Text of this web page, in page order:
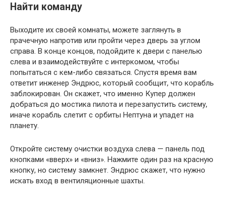
Найти команду
Выходите их своей комнаты, можете заглянуть в
прачечную напротив или пройти через дверь за углом
справа. В конце концов, подойдите к двери с панелью
слева и взаимодействуйте с интеркомом, чтобы
попытаться с кем-либо связаться. Спустя время вам
ответит инженер Эндрюс, который сообщит, что корабль
заблокирован. Он скажет, что именно Купер должен
добраться до мостика пилота и перезапустить систему,
иначе корабль слетит с орбиты Нептуна и упадет на
планету.
Откройте систему очистки воздуха слева — панель под
кнопками «вверх» и «вниз». Нажмите один раз на красную
кнопку, но систему замкнет. Эндрюс скажет, что нужно
искать вход в вентиляционные шахты.